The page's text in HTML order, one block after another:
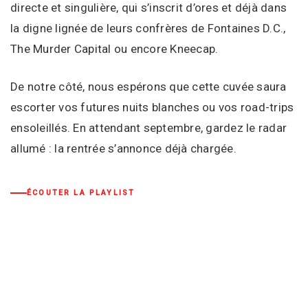
directe et singulière, qui s’inscrit d’ores et déjà dans
la digne lignée de leurs confrères de Fontaines D.C.,
The Murder Capital ou encore Kneecap.
De notre côté, nous espérons que cette cuvée saura
escorter vos futures nuits blanches ou vos road-trips
ensoleillés. En attendant septembre, gardez le radar
allumé : la rentrée s’annonce déjà chargée.
ÉCOUTER LA PLAYLIST